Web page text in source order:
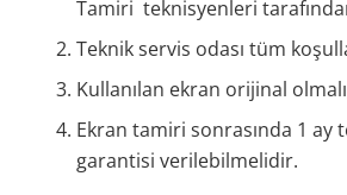
Tamiri teknisyenleri
Teknik servis odası tüm
Kullanılan ekran orijinal
Ekran tamiri sonrasında 1 ay
garantisi verilebilmelidir.